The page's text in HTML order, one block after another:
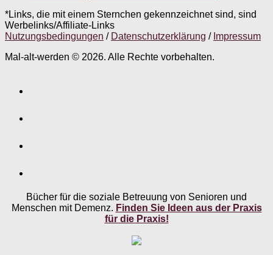
*Links, die mit einem Sternchen gekennzeichnet sind, sind
Werbelinks/Affiliate-Links
Nutzungsbedingungen / Datenschutzerklärung / Impressum
Mal-alt-werden © 2026. Alle Rechte vorbehalten.
Bücher für die soziale Betreuung von Senioren und
Menschen mit Demenz. Finden Sie Ideen aus der Praxis
für die Praxis!